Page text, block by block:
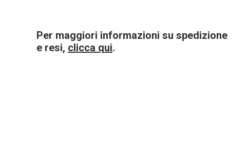
Siepi Mazzei 75Cl. Sagrantino
Per maggiori informazioni su spedizione
e resi, clicca qui.